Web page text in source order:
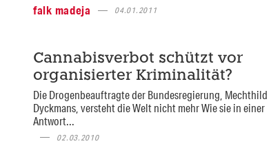
falk madeja
04.01.2011
Cannabisverbot schützt vor
organisierter Kriminalität?
Die Drogenbeauftragte der Bundesregierung, Mechthild
Dyckmans, versteht die Welt nicht mehr Wie sie in einer
Antwort...
02.03.2010